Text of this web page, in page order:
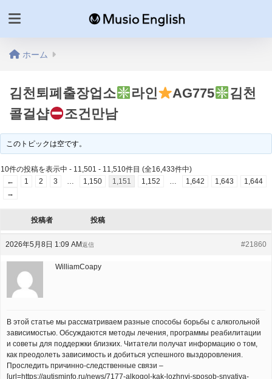
ホーム
김천퇴폐출장업소 라인 AG775
김천
콜걸샵
조건만남
このトピックは空です。
10件の投稿を表示中 - 11,501 - 11,510件目 (全16,433件中)
←
1 2 3 … 1,150 1,151 1,152 … 1,642 1,643
1,644
→
投稿者 投稿
2026年5月8日 1:09 AM #21860
返信
WilliamCoapy
В этой статье мы рассматриваем разные способы борьбы с алкогольной
зависимостью. Обсуждаются методы лечения, программы реабилитации
и советы для поддержки близких. Читатели получат информацию о том,
как преодолеть зависимость и добиться успешного выздоровления.
Проследить причинно-следственные связи –
[url=https://autisminfo.ru/news/7177-alkogol-kak-lozhnyj-sposob-snyatiya-